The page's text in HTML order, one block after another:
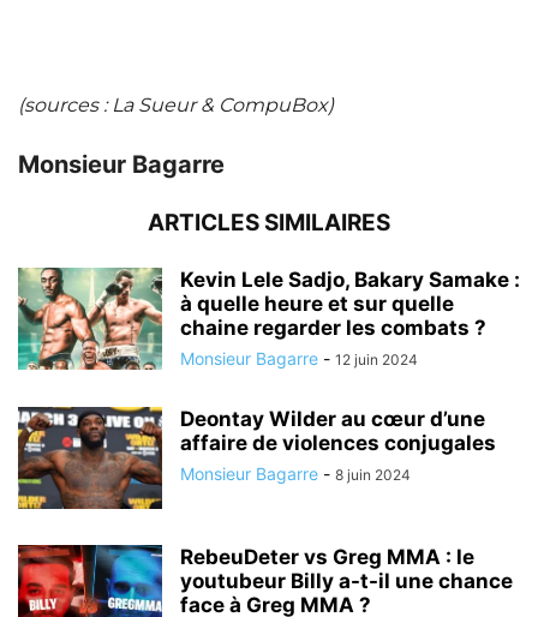
(sources : La Sueur & CompuBox)
Monsieur Bagarre
ARTICLES SIMILAIRES
Kevin Lele Sadjo, Bakary Samake :
à quelle heure et sur quelle
chaine regarder les combats ?
Monsieur Bagarre - 12 juin 2024
Deontay Wilder au cœur d’une
affaire de violences conjugales
Monsieur Bagarre - 8 juin 2024
RebeuDeter vs Greg MMA : le
youtubeur Billy a-t-il une chance
face à Greg MMA ?